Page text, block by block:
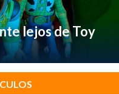
lejos de Toy